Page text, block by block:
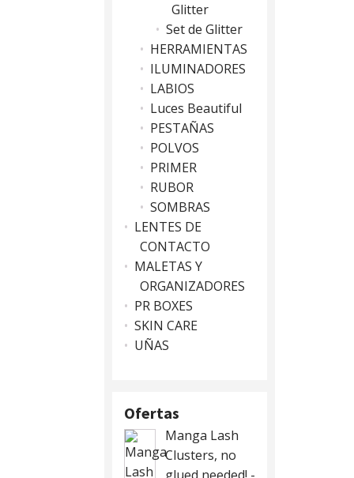
Glitter
Set de Glitter
HERRAMIENTAS
ILUMINADORES
LABIOS
Luces Beautiful
PESTAÑAS
POLVOS
PRIMER
RUBOR
SOMBRAS
LENTES DE
CONTACTO
MALETAS Y
ORGANIZADORES
PR BOXES
SKIN CARE
UÑAS
Ofertas
Manga Lash
Clusters, no